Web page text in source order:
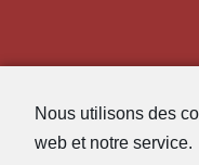
Nous utilisons des
web et notre service.
Politique de cookies